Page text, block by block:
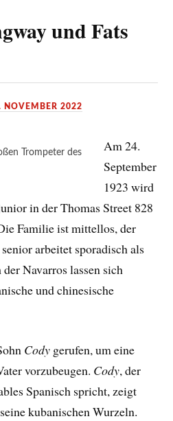
und Fats
NOVEMBER 2022
Trompeter des
Am 24.
September
1923 wird
in der Thomas Street 828
Familie ist mittellos, der
arbeitet sporadisch als
Navarros lassen sich
und chinesische
Cody gerufen, um eine
vorzubeugen. Cody, der
Spanisch spricht, zeigt
kubanischen Wurzeln.